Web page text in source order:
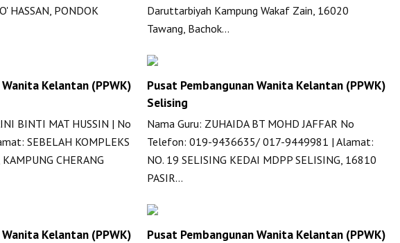
HASSAN, PONDOK
Daruttarbiyah Kampung Wakaf Zain, 16020
Tawang, Bachok…
Kelantan (PPWK)
BINTI MAT HUSSIN | No
SEBELAH KOMPLEKS
CHERANG
Pusat Pembangunan Wanita Kelantan (PPWK)
Selising
Nama Guru: ZUHAIDA BT MOHD JAFFAR No
Telefon: 019-9436635/ 017-9449981 | Alamat:
NO. 19 SELISING KEDAI MDPP SELISING, 16810
PASIR…
Kelantan (PPWK)
Pusat Pembangunan Wanita Kelantan (PPWK)